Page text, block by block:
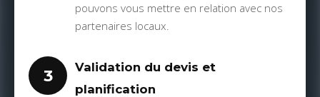
pouvons vous mettre en relation avec nos
partenaires locaux.
3
Validation du devis et
planification